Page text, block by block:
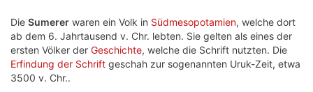
Die Sumerer waren ein Volk in Südmesopotamien, welche dort
ab dem 6. Jahrtausend v. Chr. lebten. Sie gelten als eines der
ersten Völker der Geschichte, welche die Schrift nutzten. Die
Erfindung der Schrift geschah zur sogenannten Uruk-Zeit, etwa
3500 v. Chr..